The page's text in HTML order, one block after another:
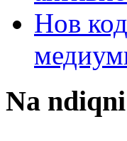
Нов
Na ndiqni